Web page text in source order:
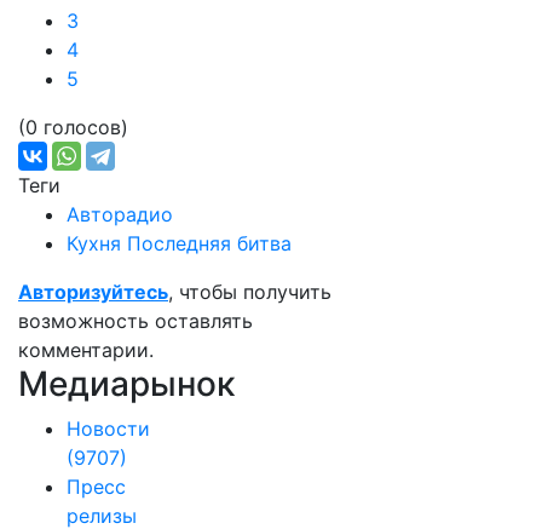
3
4
5
(0 голосов)
Теги
Авторадио
Кухня Последняя битва
Авторизуйтесь, чтобы получить
возможность оставлять
комментарии.
Медиарынок
Новости
(9707)
Пресс
релизы